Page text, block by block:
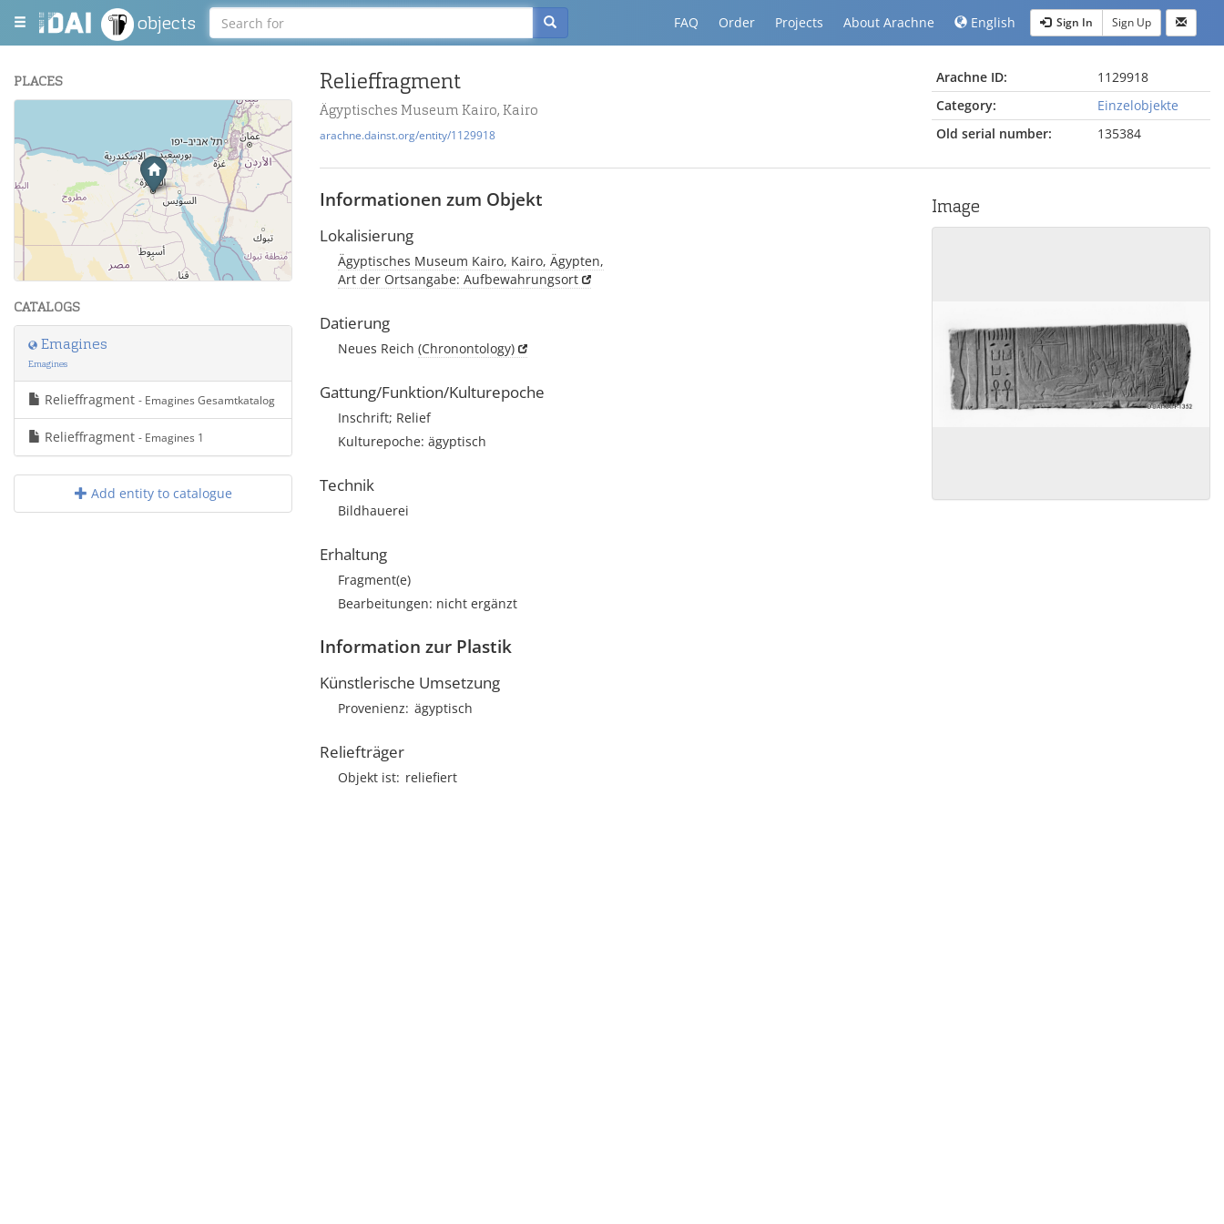
objects FAQ Order Projects About Arachne English Sign In Sign Up
PLACES
−
Leaflet| Maps and Data © OpenStreetMap
CATALOGS
Emagines
Emagines
Relieffragment - Emagines Gesamtkatalog
Relieffragment - Emagines 1
Add entity to catalogue
Relieffragment
Ägyptisches Museum Kairo, Kairo
arachne.dainst.org/entity/1129918
Arachne ID:
1129918
Category:
Einzelobjekte
Old serial number:
135384
Informationen zum Objekt
Lokalisierung
Ägyptisches Museum Kairo, Kairo, Ägypten,
Art der Ortsangabe: Aufbewahrungsort
Datierung
Neues Reich (Chronontology)
Gattung/Funktion/Kulturepoche
Inschrift; Relief
Kulturepoche: ägyptisch
Technik
Bildhauerei
Erhaltung
Fragment(e)
Bearbeitungen: nicht ergänzt
Information zur Plastik
Künstlerische Umsetzung
Provenienz ägyptisch
Reliefträger
Objekt ist reliefiert
Image